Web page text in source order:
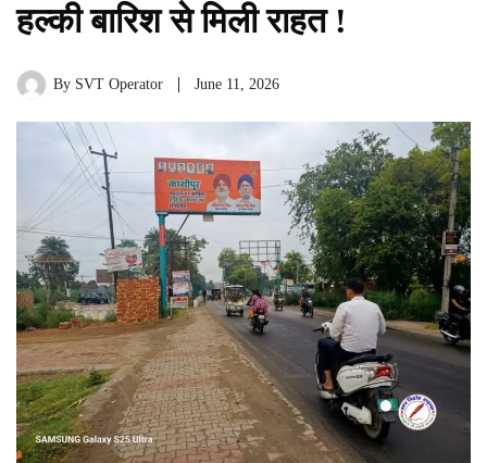
हल्की बारिश से मिली राहत !
By SVT Operator June 11, 2026